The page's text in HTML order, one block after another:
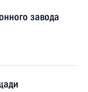
завода